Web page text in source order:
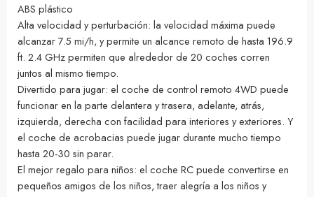
ABS plástico
Alta velocidad y perturbación: la velocidad máxima puede
alcanzar 7.5 mi/h, y permite un alcance remoto de hasta 196.9
ft. 2.4 GHz permiten que alrededor de 20 coches corren
juntos al mismo tiempo.
Divertido para jugar: el coche de control remoto 4WD puede
funcionar en la parte delantera y trasera, adelante, atrás,
izquierda, derecha con facilidad para interiores y exteriores. Y
el coche de acrobacias puede jugar durante mucho tiempo
hasta 20-30 sin parar.
El mejor regalo para niños: el coche RC puede convertirse en
pequeños amigos de los niños, traer alegría a los niños y